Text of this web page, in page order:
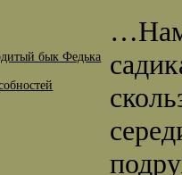
бык Федька
…Нам